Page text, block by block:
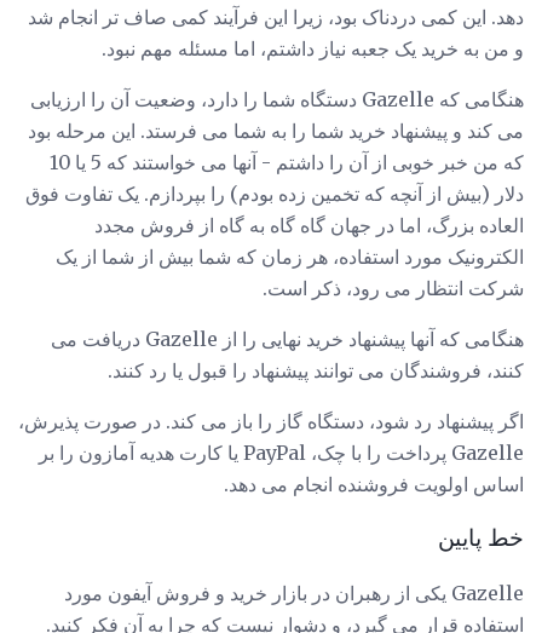
دهد. این کمی دردناک بود، زیرا این فرآیند کمی صاف تر انجام شد
و من به خرید یک جعبه نیاز داشتم، اما مسئله مهم نبود.
هنگامی که Gazelle دستگاه شما را دارد، وضعیت آن را ارزیابی
می کند و پیشنهاد خرید شما را به شما می فرستد. این مرحله بود
که من خبر خوبی از آن را داشتم - آنها می خواستند که 5 یا 10
دلار (بیش از آنچه که تخمین زده بودم) را بپردازم. یک تفاوت فوق
العاده بزرگ، اما در جهان گاه گاه به گاه از فروش مجدد
الکترونیک مورد استفاده، هر زمان که شما بیش از شما از یک
شرکت انتظار می رود، ذکر است.
هنگامی که آنها پیشنهاد خرید نهایی را از Gazelle دریافت می
کنند، فروشندگان می توانند پیشنهاد را قبول یا رد کنند.
اگر پیشنهاد رد شود، دستگاه گاز را باز می کند. در صورت پذیرش،
Gazelle پرداخت را با چک، PayPal یا کارت هدیه آمازون را بر
اساس اولویت فروشنده انجام می دهد.
خط پایین
Gazelle یکی از رهبران در بازار خرید و فروش آیفون مورد
استفاده قرار می گیرد، و دشوار نیست که چرا به آن فکر کنید.